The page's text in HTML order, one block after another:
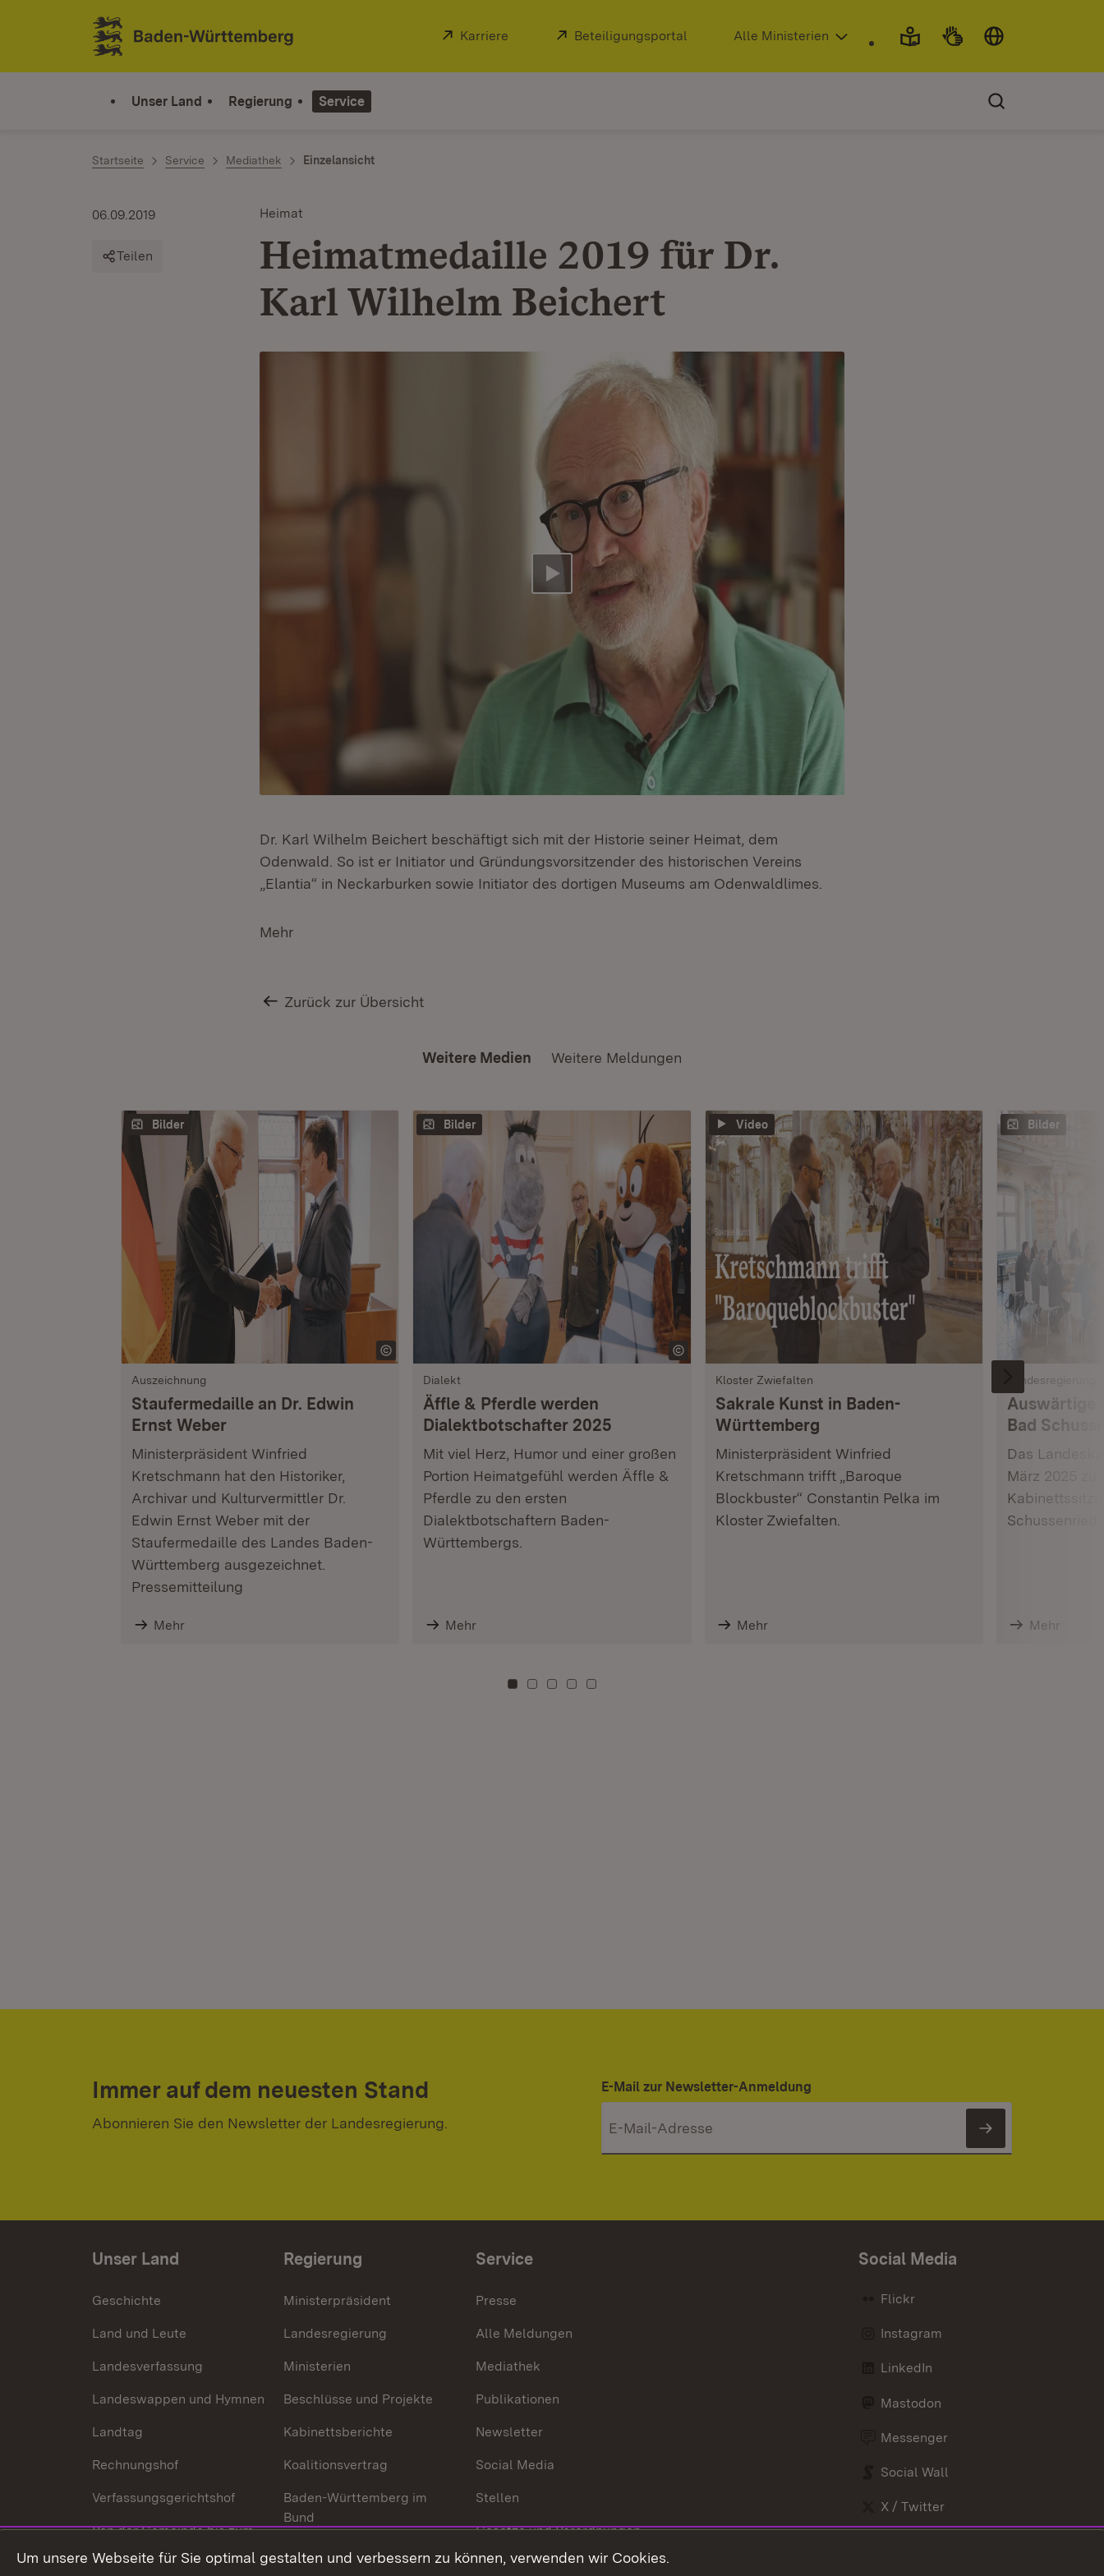
Zum Inhalt springen
Link zur Startseite
Extern:
Karriere (Öffnet in neuem Fenster)
Extern:
Beteiligungsportal (Öffnet in neuem Fenster)
Alle Ministerien
Unser Land Regierung Service
Startseite Service Mediathek Einzelansicht
Heimat
Heimatmedaille 2019 für Dr.
Karl Wilhelm Beichert
06.09.2019
Teilen
Video abspielen
Dr. Karl Wilhelm Beichert beschäftigt sich mit der Historie seiner Heimat, dem
Odenwald. So ist er Initiator und Gründungsvorsitzender des historischen Vereins
„Elantia“ in Neckarburken sowie Initiator des dortigen Museums am Odenwaldlimes.
Mehr
Zurück zur Übersicht
Weitere Medien Weitere Meldungen
Bilder
Auszeichnung
Staufermedaille an Dr. Edwin
Ernst Weber
Ministerpräsident Winfried
Kretschmann hat den Historiker,
Archivar und Kulturvermittler Dr.
Edwin Ernst Weber mit der
Staufermedaille des Landes Baden-
Württemberg ausgezeichnet.
Pressemitteilung
Mehr
Bilder
Dialekt
Äffle & Pferdle werden
Dialektbotschafter 2025
Mit viel Herz, Humor und einer großen
Portion Heimatgefühl werden Äffle &
Pferdle zu den ersten
Dialektbotschaftern Baden-
Württembergs.
Mehr
Video
Kloster Zwiefalten
Sakrale Kunst in Baden-
Württemberg
Ministerpräsident Winfried
Kretschmann trifft „Baroque
Blockbuster“ Constantin Pelka im
Kloster Zwiefalten.
Mehr
Bilder
Landesregierung
Auswärtige
Bad
Das
März 2025 zu
Schussenried
Mehr
Zu Kachel: 0
Zu Kachel: 3
Zu Kachel: 6
Zu Kachel: 9
Zu Kachel: 12
Immer auf dem neuesten Stand
Abonnieren Sie den Newsletter der Landesregierung.
E-Mail zur Newsletter-Anmeldung
Newsletter
Unser Land
Geschichte
Land und Leute
Landesverfassung
Landeswappen und Hymnen
Landtag
Rechnungshof
Verfassungsgerichtshof
Von der Gemeinde bis zum
Ministerium
Regierung
Ministerpräsident
Landesregierung
Ministerien
Beschlüsse und Projekte
Kabinettsberichte
Koalitionsvertrag
Baden-Württemberg im
Bund
In Europa und der Welt
Service
Presse
Alle Meldungen
Mediathek
Publikationen
Newsletter
Social Media
Stellen
Gesetze und Verordnungen
Gesetzblatt
Social Media
Flickr
Instagram
LinkedIn
Mastodon
Messenger
Social Wall
X / Twitter
Um unsere Webseite für Sie optimal gestalten und verbessern zu können, verwenden wir Cookies.